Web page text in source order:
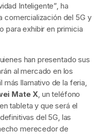
Inteligente”, ha
comercialización del 5G y
para exhibir en primicia
han presentado sus
al mercado en los
más llamativo de la feria,
Mate X, un teléfono
tableta y que será el
del 5G, las
merecedor de